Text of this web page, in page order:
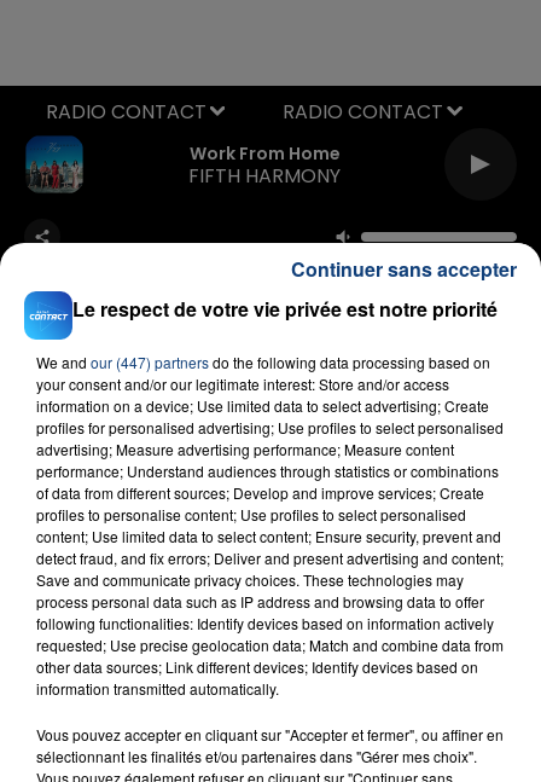
Work From Home
FIFTH HARMONY
RADIO CONTACT
FIL D'ACTU
23 juillet 2026
INCENDIE MORTEL À LENS : UNE FEMME ET
SON BÉBÉ ENTRE LA VIE ET LA...
aspergé sa compagne et leur bébé de trois mois
d'un liquide inflammable.
Le respect de votre vie privée est notre priorité
We and our (447) partnersdo the following data processing based on
your consent and/or our legitimate interest: Store and/or access
information on a device; Use limited data to select advertising; Create
profiles for personalised advertising; Use profiles to select personalised
advertising; Measure advertising performance; Measure content
performance; Understand audiences through statistics or combinations
of data from different sources; Develop and improve services; Create
profiles to personalise content; Use profiles to select personalised
content; Use limited data to select content; Ensure security, prevent and
detect fraud, and fix errors; Deliver and present advertising and content;
Save and communicate privacy choices. These technologies may
process personal data such as IP address and browsing data to offer
following functionalities: Identify devices based on information actively
requested; Use precise geolocation data; Match and combine data from
other data sources; Link different devices; Identify devices based on
information transmitted automatically.
Vous pouvez accepter en cliquant sur "Accepter et fermer", ou affiner en
sélectionnant les finalités et/ou partenaires dans "Gérer mes choix".
Vous pouvez également refuser en cliquant sur "Continuer sans
Continuer sans accepter